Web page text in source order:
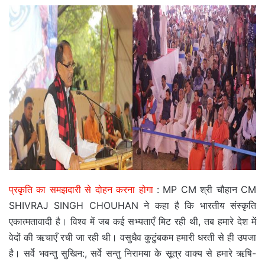
प्रकृति का समझदारी से दोहन करना होगा: MP CM श्री चौहान CM
SHIVRAJ SINGH CHOUHAN ने कहा है कि भारतीय संस्कृति
एकात्मतावादी है। विश्व में जब कई सभ्यताएँ मिट रही थी, तब हमारे देश में
वेदों की ऋचाएँ रची जा रही थी। वसुधैव कुटुंबकम हमारी धरती से ही उपजा
है। सर्वे भवन्तु सुखिन:, सर्वे सन्तु निरामया के सूत्र वाक्य से हमारे ऋषि-